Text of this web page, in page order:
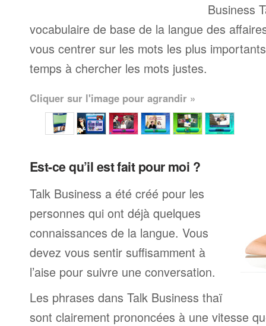
Business
vocabulaire de base de la langue des
vous centrer sur les mots les plus
temps à chercher les mots justes.
Cliquer sur l'image pour agrandir »
Est-ce qu’il est fait pour moi ?
Talk Business a été créé pour les
personnes qui ont déjà quelques
connaissances de la langue. Vous
devez vous sentir suffisamment à
l’aise pour suivre une conversation.
Les phrases dans Talk Business thaï
sont clairement prononcées à une vitesse